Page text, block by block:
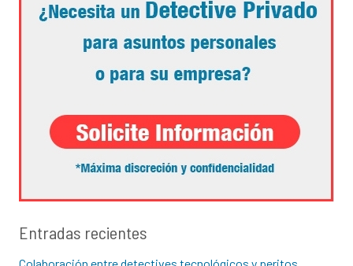
Entradas recientes